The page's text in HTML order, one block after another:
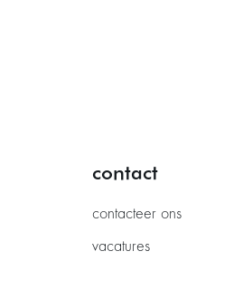
contact
contacteer ons
vacatures